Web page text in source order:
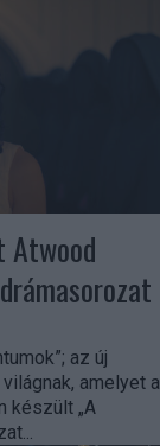
Atwood
az új
amelyet a
készült „A